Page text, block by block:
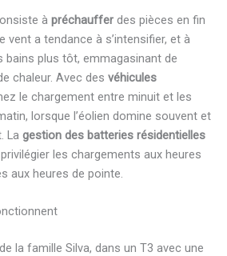
à préchauffer des pièces en fin
vent a tendance à s’intensifier, et à
bains plus tôt, emmagasinant de
chaleur. Avec des véhicules
le chargement entre minuit et les
lorsque l’éolien domine souvent et
La gestion des batteries résidentielles
les chargements aux heures
aux heures de pointe.
la famille Silva, dans un T3 avec une